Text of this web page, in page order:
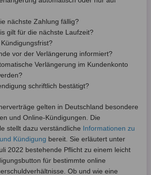
nächste Zahlung fällig?
gilt für die nächste Laufzeit?
vor der Verlängerung informiert?
Verlängerung im Kundenkonto
schriftlich bestätigt?
gelten in Deutschland besondere
und Online-Kündigungen. Die
stellt dazu verständliche
Informationen zu
Kündigung bereit. Sie erläutert unter
2022 bestehende Pflicht zu einem leicht
für bestimmte online
Ob und wie eine